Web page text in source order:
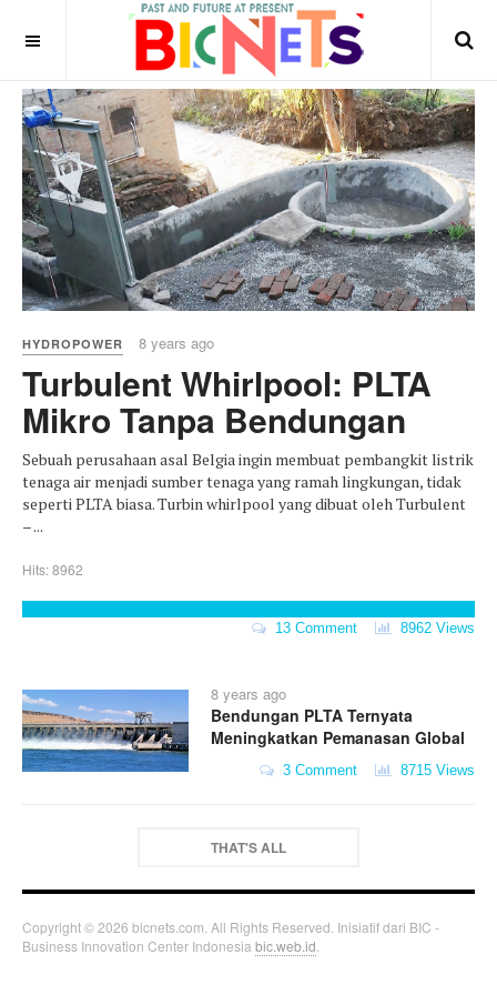
HYDROPOWER 8 years ago
Turbulent Whirlpool: PLTA
Mikro Tanpa Bendungan
Sebuah perusahaan asal Belgia ingin membuat pembangkit listrik
tenaga air menjadi sumber tenaga yang ramah lingkungan, tidak
seperti PLTA biasa. Turbin whirlpool yang dibuat oleh Turbulent
– ...
Hits: 8962
13 Comment 8962 Views
8 years ago
Bendungan PLTA Ternyata
Meningkatkan Pemanasan Global
3 Comment 8715 Views
THAT'S ALL
Copyright © 2026 bicnets.com. All Rights Reserved. Inisiatif dari BIC -
Business Innovation Center Indonesia bic.web.id